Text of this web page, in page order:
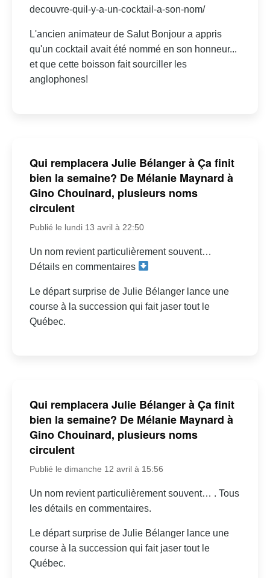
decouvre-quil-y-a-un-cocktail-a-son-nom/
L'ancien animateur de Salut Bonjour a appris
qu'un cocktail avait été nommé en son honneur...
et que cette boisson fait sourciller les
anglophones!
Qui remplacera Julie Bélanger à Ça finit
bien la semaine? De Mélanie Maynard à
Gino Chouinard, plusieurs noms
circulent
Publié le lundi 13 avril à 22:50
Un nom revient particulièrement souvent…
Détails en commentaires
Le départ surprise de Julie Bélanger lance une
course à la succession qui fait jaser tout le
Québec.
Qui remplacera Julie Bélanger à Ça finit
bien la semaine? De Mélanie Maynard à
Gino Chouinard, plusieurs noms
circulent
Publié le dimanche 12 avril à 15:56
Un nom revient particulièrement souvent… . Tous
les détails en commentaires.
Le départ surprise de Julie Bélanger lance une
course à la succession qui fait jaser tout le
Québec.